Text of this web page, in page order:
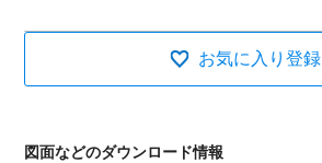
お気に入り登録
図面などのダウンロード情報